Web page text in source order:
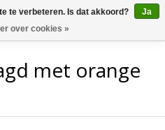
met orange
te verbeteren. Is dat akkoord?
Ja
over cookies »